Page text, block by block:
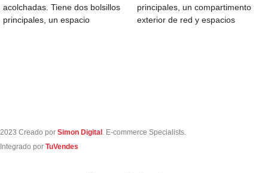
acolchadas. Tiene dos bolsillos
principales, un espacio
principales, un compartimento
exterior de red y espacios
2023 Creado por Simon Digital . E-commerce Specialists.
Integrado por TuVendes